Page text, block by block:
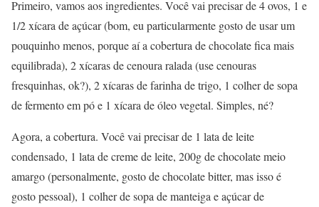
Primeiro, vamos aos ingredientes. Você vai precisar de 4 ovos, 1 e
1/2 xícara de açúcar (bom, eu particularmente gosto de usar um
pouquinho menos, porque aí a cobertura de chocolate fica mais
equilibrada), 2 xícaras de cenoura ralada (use cenouras
fresquinhas, ok?), 2 xícaras de farinha de trigo, 1 colher de sopa
de fermento em pó e 1 xícara de óleo vegetal. Simples, né?
Agora, a cobertura. Você vai precisar de 1 lata de leite
condensado, 1 lata de creme de leite, 200g de chocolate meio
amargo (personalmente, gosto de chocolate bitter, mas isso é
gosto pessoal), 1 colher de sopa de manteiga e açúcar de